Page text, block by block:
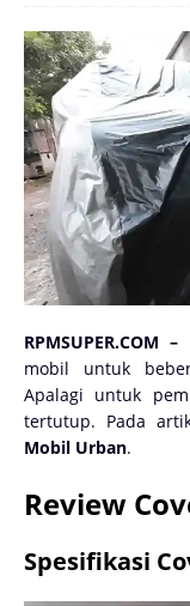
RPMSUPER.COM –
mobil untuk
Apalagi untuk
tertutup. Pada
Mobil Urban.
Review
Spesifikasi